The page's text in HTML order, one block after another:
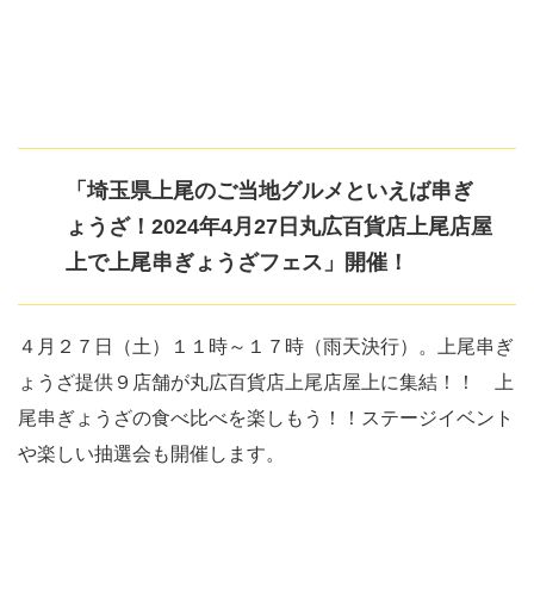
「埼玉県上尾のご当地グルメといえば串ぎ
ょうざ！2024年4月27日丸広百貨店上尾店屋
上で上尾串ぎょうざフェス」開催！
４月２７日（土）１１時～１７時（雨天決行）。上尾串ぎ
ょうざ提供９店舗が丸広百貨店上尾店屋上に集結！！ 上
尾串ぎょうざの食べ比べを楽しもう！！ステージイベント
や楽しい抽選会も開催します。